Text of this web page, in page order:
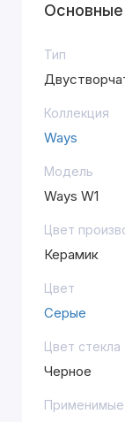
Основные
Тип
Коллекция
Ways
Модель
Ways W1
Цвет
Керамик
Цвет
Серые
Цвет стекла
Черное